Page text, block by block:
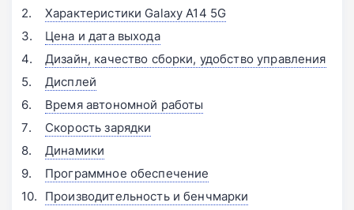
Характеристики Galaxy A14 5G
Цена и дата выхода
Дизайн, качество сборки, удобство управления
Дисплей
Время автономной работы
Скорость зарядки
Динамики
Программное обеспечение
Производительность и бенчмарки